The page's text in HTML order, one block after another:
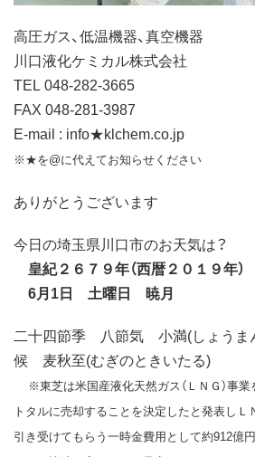
高圧ガス、低温機器、真空機器
川口液化ケミカル株式会社
TEL 048-282-3665
FAX 048-281-3987
E-mail : info★klchem.co.jp
※★を@に代えてお知らせください
ありがとうございます
今日の埼玉県川口市のお天気は？
皇紀２６７９年（西暦２０１９年）
6月1日 土曜日 暁月
二十四節季 八節気 小満(しょうま
候 麦秋至(むぎのときいたる)
※東芝は米国産液化天然ガス（ＬＮＧ）事
トタルに売却することを決定したと発表しＬ
引き受けてもらう一時金費用として約912億